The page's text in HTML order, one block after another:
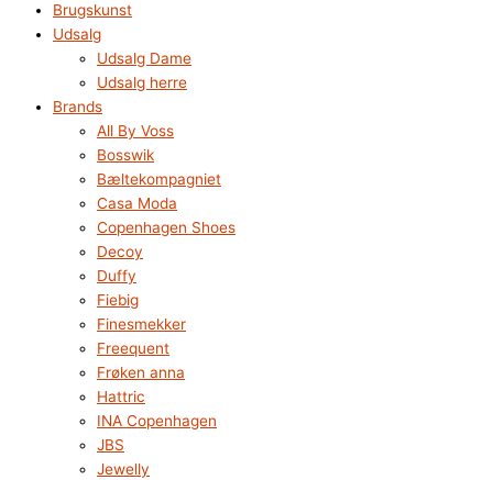
Brugskunst
Udsalg
Udsalg Dame
Udsalg herre
Brands
All By Voss
Bosswik
Bæltekompagniet
Casa Moda
Copenhagen Shoes
Decoy
Duffy
Fiebig
Finesmekker
Freequent
Frøken anna
Hattric
INA Copenhagen
JBS
Jewelly